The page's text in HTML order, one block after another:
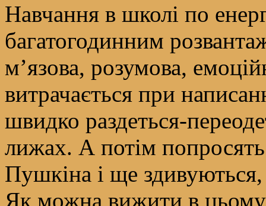
Навчання в школі по
багатогодинним
м’язова, розумова,
витрачається при
швидко раздеться-
лижах. А потім
Пушкіна і ще
Як можна вижити в